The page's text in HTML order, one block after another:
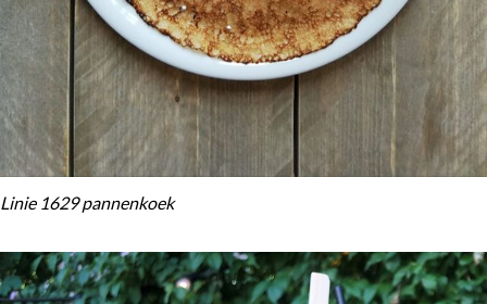
Linie 1629 pannenkoek